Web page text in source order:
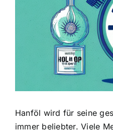
Hanföl wird für seine
immer beliebter. Viele